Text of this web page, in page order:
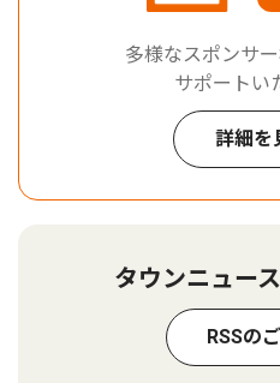
多様なスポンサ
サポートい
詳細を
タウンニュー
RSSの